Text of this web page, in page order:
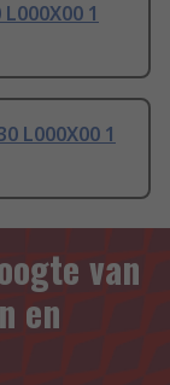
1
L000X00 1
van
en